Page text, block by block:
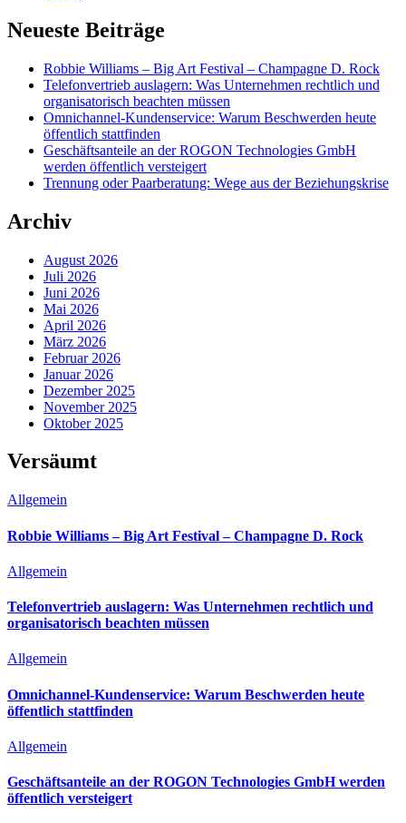
Neueste Beiträge
Robbie Williams – Big Art Festival – Champagne D. Rock
Telefonvertrieb auslagern: Was Unternehmen rechtlich und
organisatorisch beachten müssen
Omnichannel-Kundenservice: Warum Beschwerden heute
öffentlich stattfinden
Geschäftsanteile an der ROGON Technologies GmbH
werden öffentlich versteigert
Trennung oder Paarberatung: Wege aus der Beziehungskrise
Archiv
August 2026
Juli 2026
Juni 2026
Mai 2026
April 2026
März 2026
Februar 2026
Januar 2026
Dezember 2025
November 2025
Oktober 2025
Versäumt
Allgemein
Robbie Williams – Big Art Festival – Champagne D. Rock
Allgemein
Telefonvertrieb auslagern: Was Unternehmen rechtlich und
organisatorisch beachten müssen
Allgemein
Omnichannel-Kundenservice: Warum Beschwerden heute
öffentlich stattfinden
Allgemein
Geschäftsanteile an der ROGON Technologies GmbH werden
öffentlich versteigert